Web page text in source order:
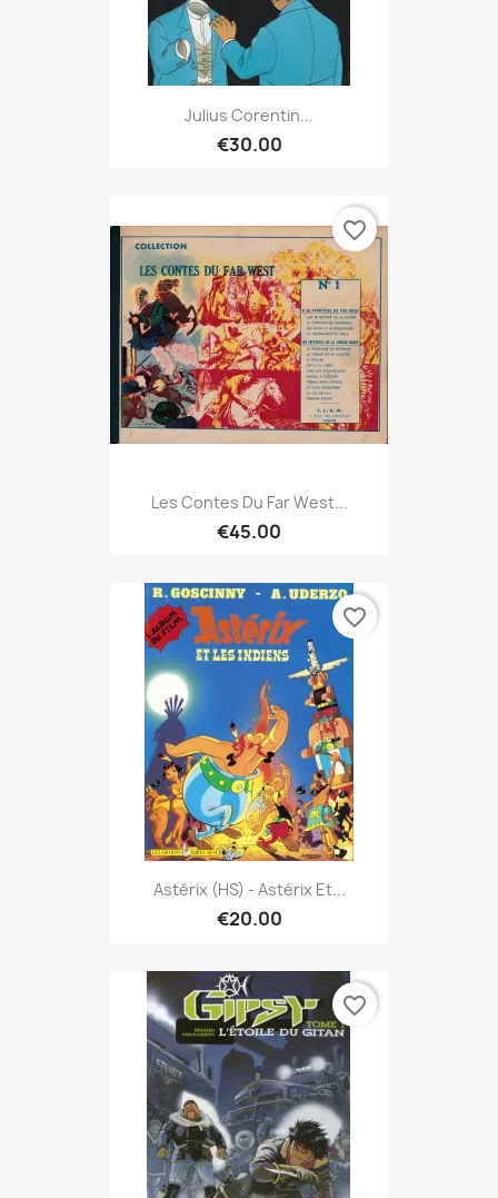
Julius Corentin...
€30.00
Les Contes Du Far West...
€45.00
favorite_border
Astérix (HS) - Astérix Et...
€20.00
favorite_border
favorite_border